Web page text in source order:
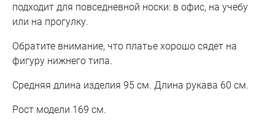
подходит для повседневной носки: в офис, на учебу
или на прогулку.
Обратите внимание, что платье хорошо сядет на
фигуру нижнего типа.
Средняя длина изделия 95 см. Длина рукава 60 см.
Рост модели 169 см.